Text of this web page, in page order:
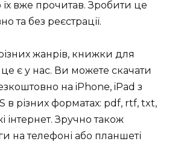
їх вже прочитав. Зробити це
та без реєстрації.
різних жанрів, книжки для
є у нас. Ви можете скачати
на iPhone, iPad з
в різних форматах: pdf, rtf, txt,
інтернет. Зручно також
на телефоні або планшеті